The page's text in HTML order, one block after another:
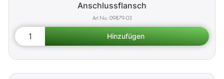
Anschlussflansch
09879-03